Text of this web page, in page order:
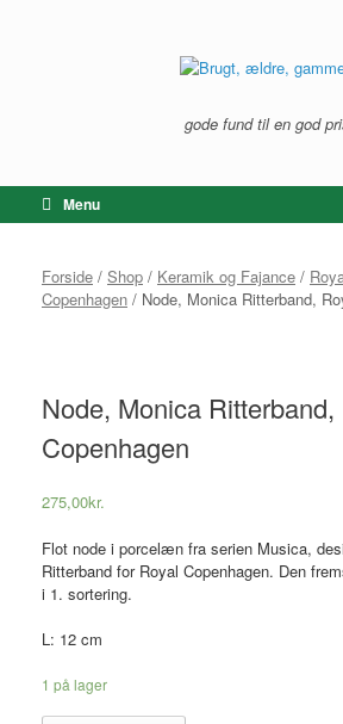
gode fund til en god
Menu
Forside / Shop / Keramik og Fajance /
Copenhagen / Node, Monica Ritterband,
Node, Monica Ritterband,
Copenhagen
275,00kr.
Flot node i porcelæn fra serien Musica,
Ritterband for Royal Copenhagen. Den
i 1. sortering.
L: 12 cm
1 på lager